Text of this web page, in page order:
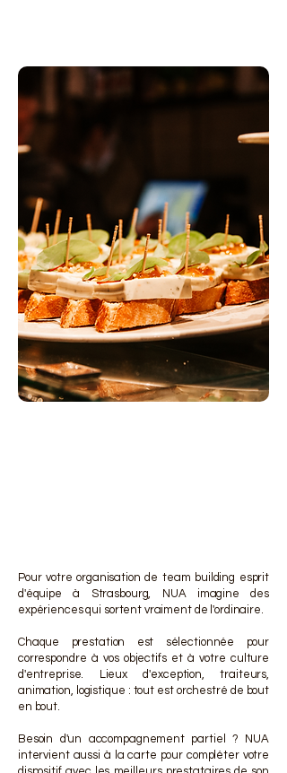
Pour votre organisation de team building esprit
d'équipe à Strasbourg, NUA imagine des
expériences qui sortent vraiment de l'ordinaire.
Chaque prestation est sélectionnée pour
correspondre à vos objectifs et à votre culture
d'entreprise. Lieux d'exception, traiteurs,
animation, logistique : tout est orchestré de bout
en bout.
Besoin d'un accompagnement partiel ? NUA
intervient aussi à la carte pour compléter votre